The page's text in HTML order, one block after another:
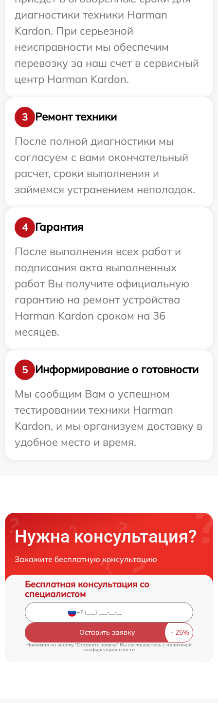
диагностики техники Harman
Kardon. При серьезной
неисправности мы обеспечим
перевозку за наш счет в сервисный
центр Harman Kardon.
3
Ремонт техники
После полной диагностики мы
согласуем с вами окончательный
расчет, сроки выполнения и
займемся устранением неполадок.
4
Гарантия
После выполнения всех работ и
подписания акта выполненных
работ Вы получите официальную
гарантию на ремонт устройства
Harman Kardon сроком на 36
месяцев.
5
Информирование о готовности
Мы сообщим Вам о успешном
тестировании техники Harman
Kardon, и мы организуем доставку в
удобное место и время.
Нужна консультация?
Закажите бесплатную консультацию
Бесплатная консультация со
специалистом
Оставить заявку
Нажимая на кнопку "Оставить заявку" Вы соглашаетесь cполитикой
конфиденциальности